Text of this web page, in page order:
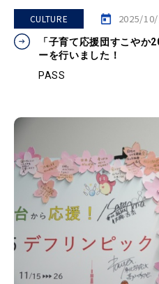
CULTURE 2025/
「子育て応援団すこやか
ーを行いました！
PASS